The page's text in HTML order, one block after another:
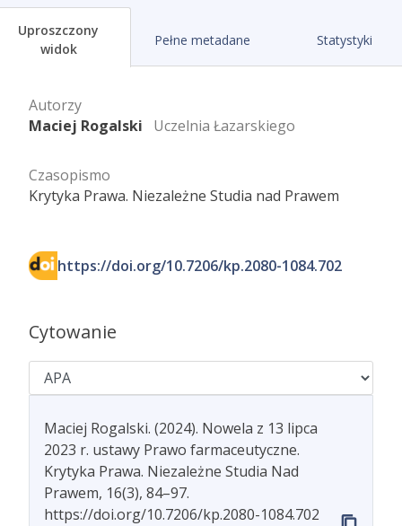
Uproszczony
widok
Pełne metadane Statystyki
Autorzy
Maciej Rogalski
Uczelnia Łazarskiego
Czasopismo
Krytyka Prawa. Niezależne Studia nad Prawem
https://doi.org/10.7206/kp.2080-1084.702
Cytowanie
Maciej Rogalski. (2024). Nowela z 13 lipca
2023 r. ustawy Prawo farmaceutyczne.
Krytyka Prawa. Niezależne Studia Nad
Prawem, 16(3), 84–97.
https://doi.org/10.7206/kp.2080-1084.702